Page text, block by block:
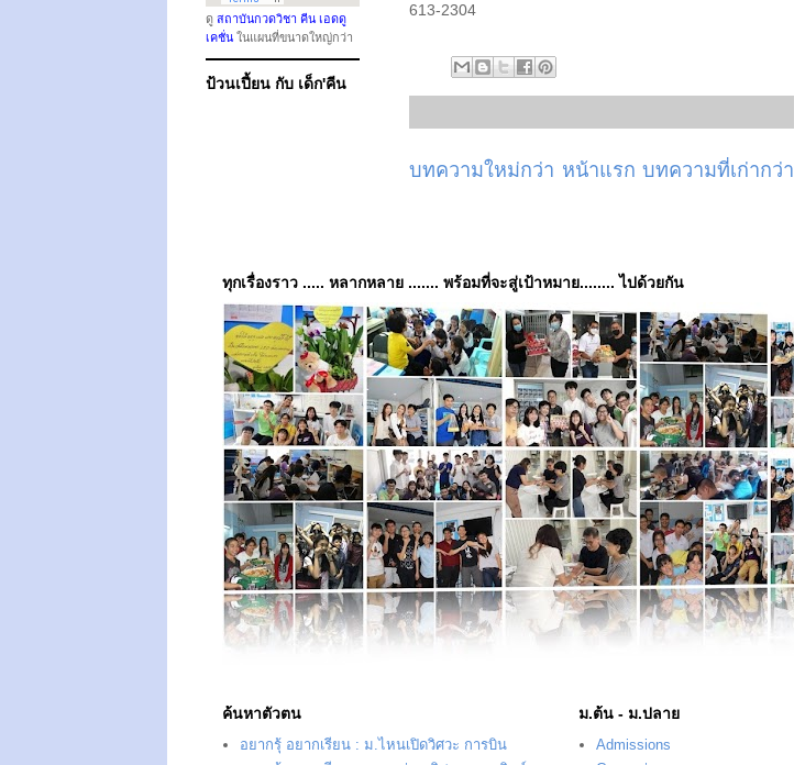
613-2304
บทความใหม่กว่า บทความที่เก่ากว่า
หน้าแรก
ดู สถาบันกวดวิชา คีน เอดดู
เคชั่น ในแผนที่ขนาดใหญ่กว่า
ป้วนเปี้ยน กับ เด็ก'คีน
ทุกเรื่องราว ..... หลากหลาย ....... พร้อมที่จะสู่เป้าหมาย........ ไปด้วยกัน
ค้นหาตัวตน
อยากรุ้ อยากเรียน : ม.ไหนเปิดวิศวะ การบิน
ม.ต้น - ม.ปลาย
Admissions